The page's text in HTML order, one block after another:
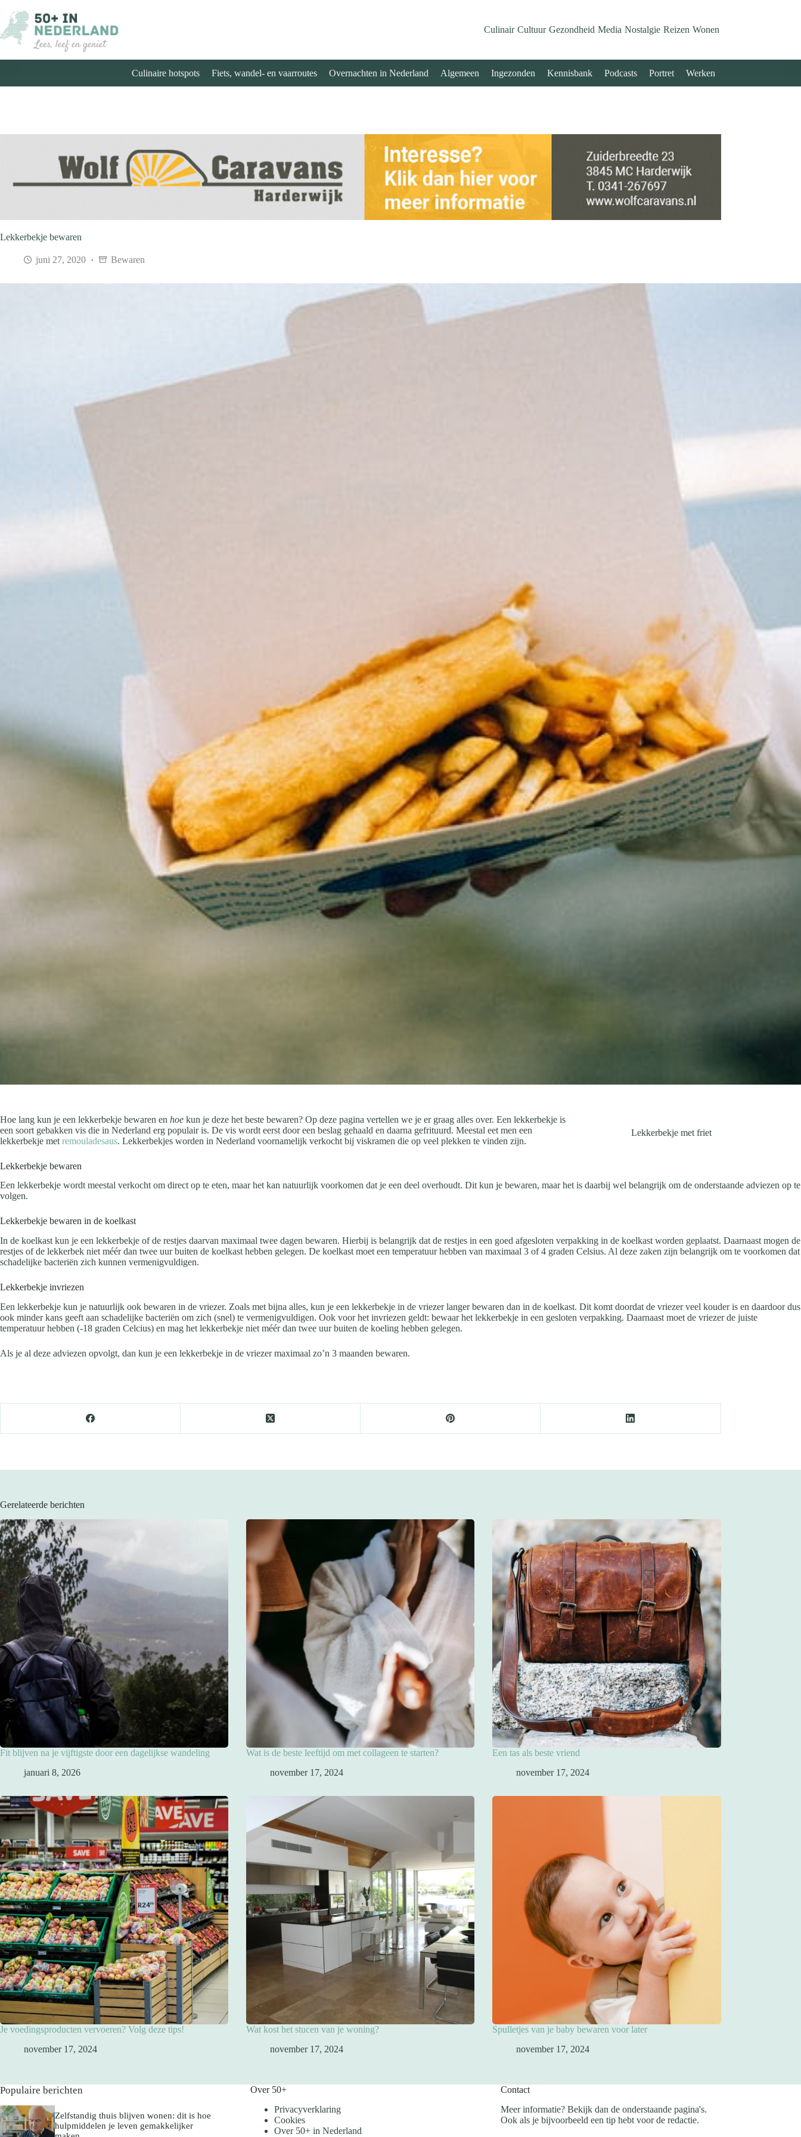
naar
de
inhoud
Culinair Cultuur Gezondheid Media Nostalgie Reizen Wonen
Culinaire hotspots Fiets, wandel- en vaarroutes Overnachten in Nederland Algemeen Ingezonden Kennisbank Podcasts Portret Werken
Lekkerbekje bewaren
juni 27, 2020 Bewaren
Lekkerbekje met friet
Hoe lang kun je een lekkerbekje bewaren en hoe kun je deze het beste bewaren? Op deze pagina vertellen we je er graag alles over. Een lekkerbekje is
een soort gebakken vis die in Nederland erg populair is. De vis wordt eerst door een beslag gehaald en daarna gefrituurd. Meestal eet men een
lekkerbekje met remouladesaus. Lekkerbekjes worden in Nederland voornamelijk verkocht bij viskramen die op veel plekken te vinden zijn.
Lekkerbekje bewaren
Een lekkerbekje wordt meestal verkocht om direct op te eten, maar het kan natuurlijk voorkomen dat je een deel overhoudt. Dit kun je bewaren, maar het is daarbij wel belangrijk om de onderstaande adviezen op te
volgen.
Lekkerbekje bewaren in de koelkast
In de koelkast kun je een lekkerbekje of de restjes daarvan maximaal twee dagen bewaren. Hierbij is belangrijk dat de restjes in een goed afgesloten verpakking in de koelkast worden geplaatst. Daarnaast mogen de
restjes of de lekkerbek niet méér dan twee uur buiten de koelkast hebben gelegen. De koelkast moet een temperatuur hebben van maximaal 3 of 4 graden Celsius. Al deze zaken zijn belangrijk om te voorkomen dat
schadelijke bacteriën zich kunnen vermenigvuldigen.
Lekkerbekje invriezen
Een lekkerbekje kun je natuurlijk ook bewaren in de vriezer. Zoals met bijna alles, kun je een lekkerbekje in de vriezer langer bewaren dan in de koelkast. Dit komt doordat de vriezer veel kouder is en daardoor dus
ook minder kans geeft aan schadelijke bacteriën om zich (snel) te vermenigvuldigen. Ook voor het invriezen geldt: bewaar het lekkerbekje in een gesloten verpakking. Daarnaast moet de vriezer de juiste
temperatuur hebben (-18 graden Celcius) en mag het lekkerbekje niet méér dan twee uur buiten de koeling hebben gelegen.
Als je al deze adviezen opvolgt, dan kun je een lekkerbekje in de vriezer maximaal zo’n 3 maanden bewaren.
Gerelateerde berichten
Fit blijven na je vijftigste door een dagelijkse wandeling
januari 8, 2026
Wat is de beste leeftijd om met collageen te starten?
november 17, 2024
Een tas als beste vriend
november 17, 2024
Je voedingsproducten vervoeren? Volg deze tips!
november 17, 2024
Wat kost het stucen van je woning?
november 17, 2024
Spulletjes van je baby bewaren voor later
november 17, 2024
Populaire berichten
Zelfstandig thuis blijven wonen: dit is hoe
hulpmiddelen je leven gemakkelijker
Over 50+
Privacyverklaring
Cookies
Over 50+ in Nederland
Contact
Meer informatie? Bekijk dan de onderstaande pagina's.
Ook als je bijvoorbeeld een tip hebt voor de redactie.